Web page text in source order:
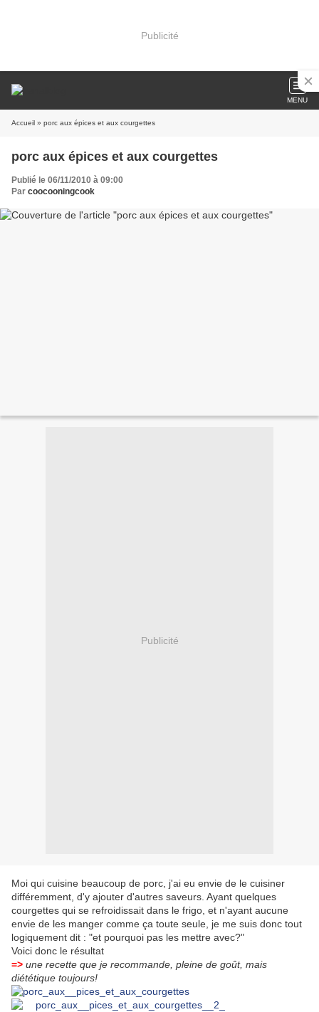
Publicité
MENU
Accueil » porc aux épices et aux courgettes
porc aux épices et aux courgettes
Publié le 06/11/2010 à 09:00
Par coocooningcook
Publicité
Moi qui cuisine beaucoup de porc, j'ai eu envie de le cuisiner
différemment, d'y ajouter d'autres saveurs. Ayant quelques
courgettes qui se refroidissait dans le frigo, et n'ayant aucune
envie de les manger comme ça toute seule, je me suis donc tout
logiquement dit : "et pourquoi pas les mettre avec?"
Voici donc le résultat
=> une recette que je recommande, pleine de goût, mais
diététique toujours!